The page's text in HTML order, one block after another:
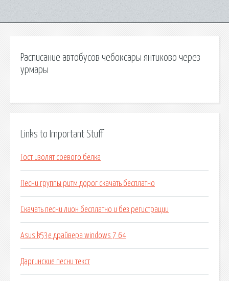
Расписание автобусов чебоксары янтиково через
урмары
Links to Important Stuff
Гост изолят соевого белка
Песни группы ритм дорог скачать бесплатно
Скачать песни лион бесплатно и без регистрации
Asus k53e драйвера windows 7 64
Даргинские песни текст